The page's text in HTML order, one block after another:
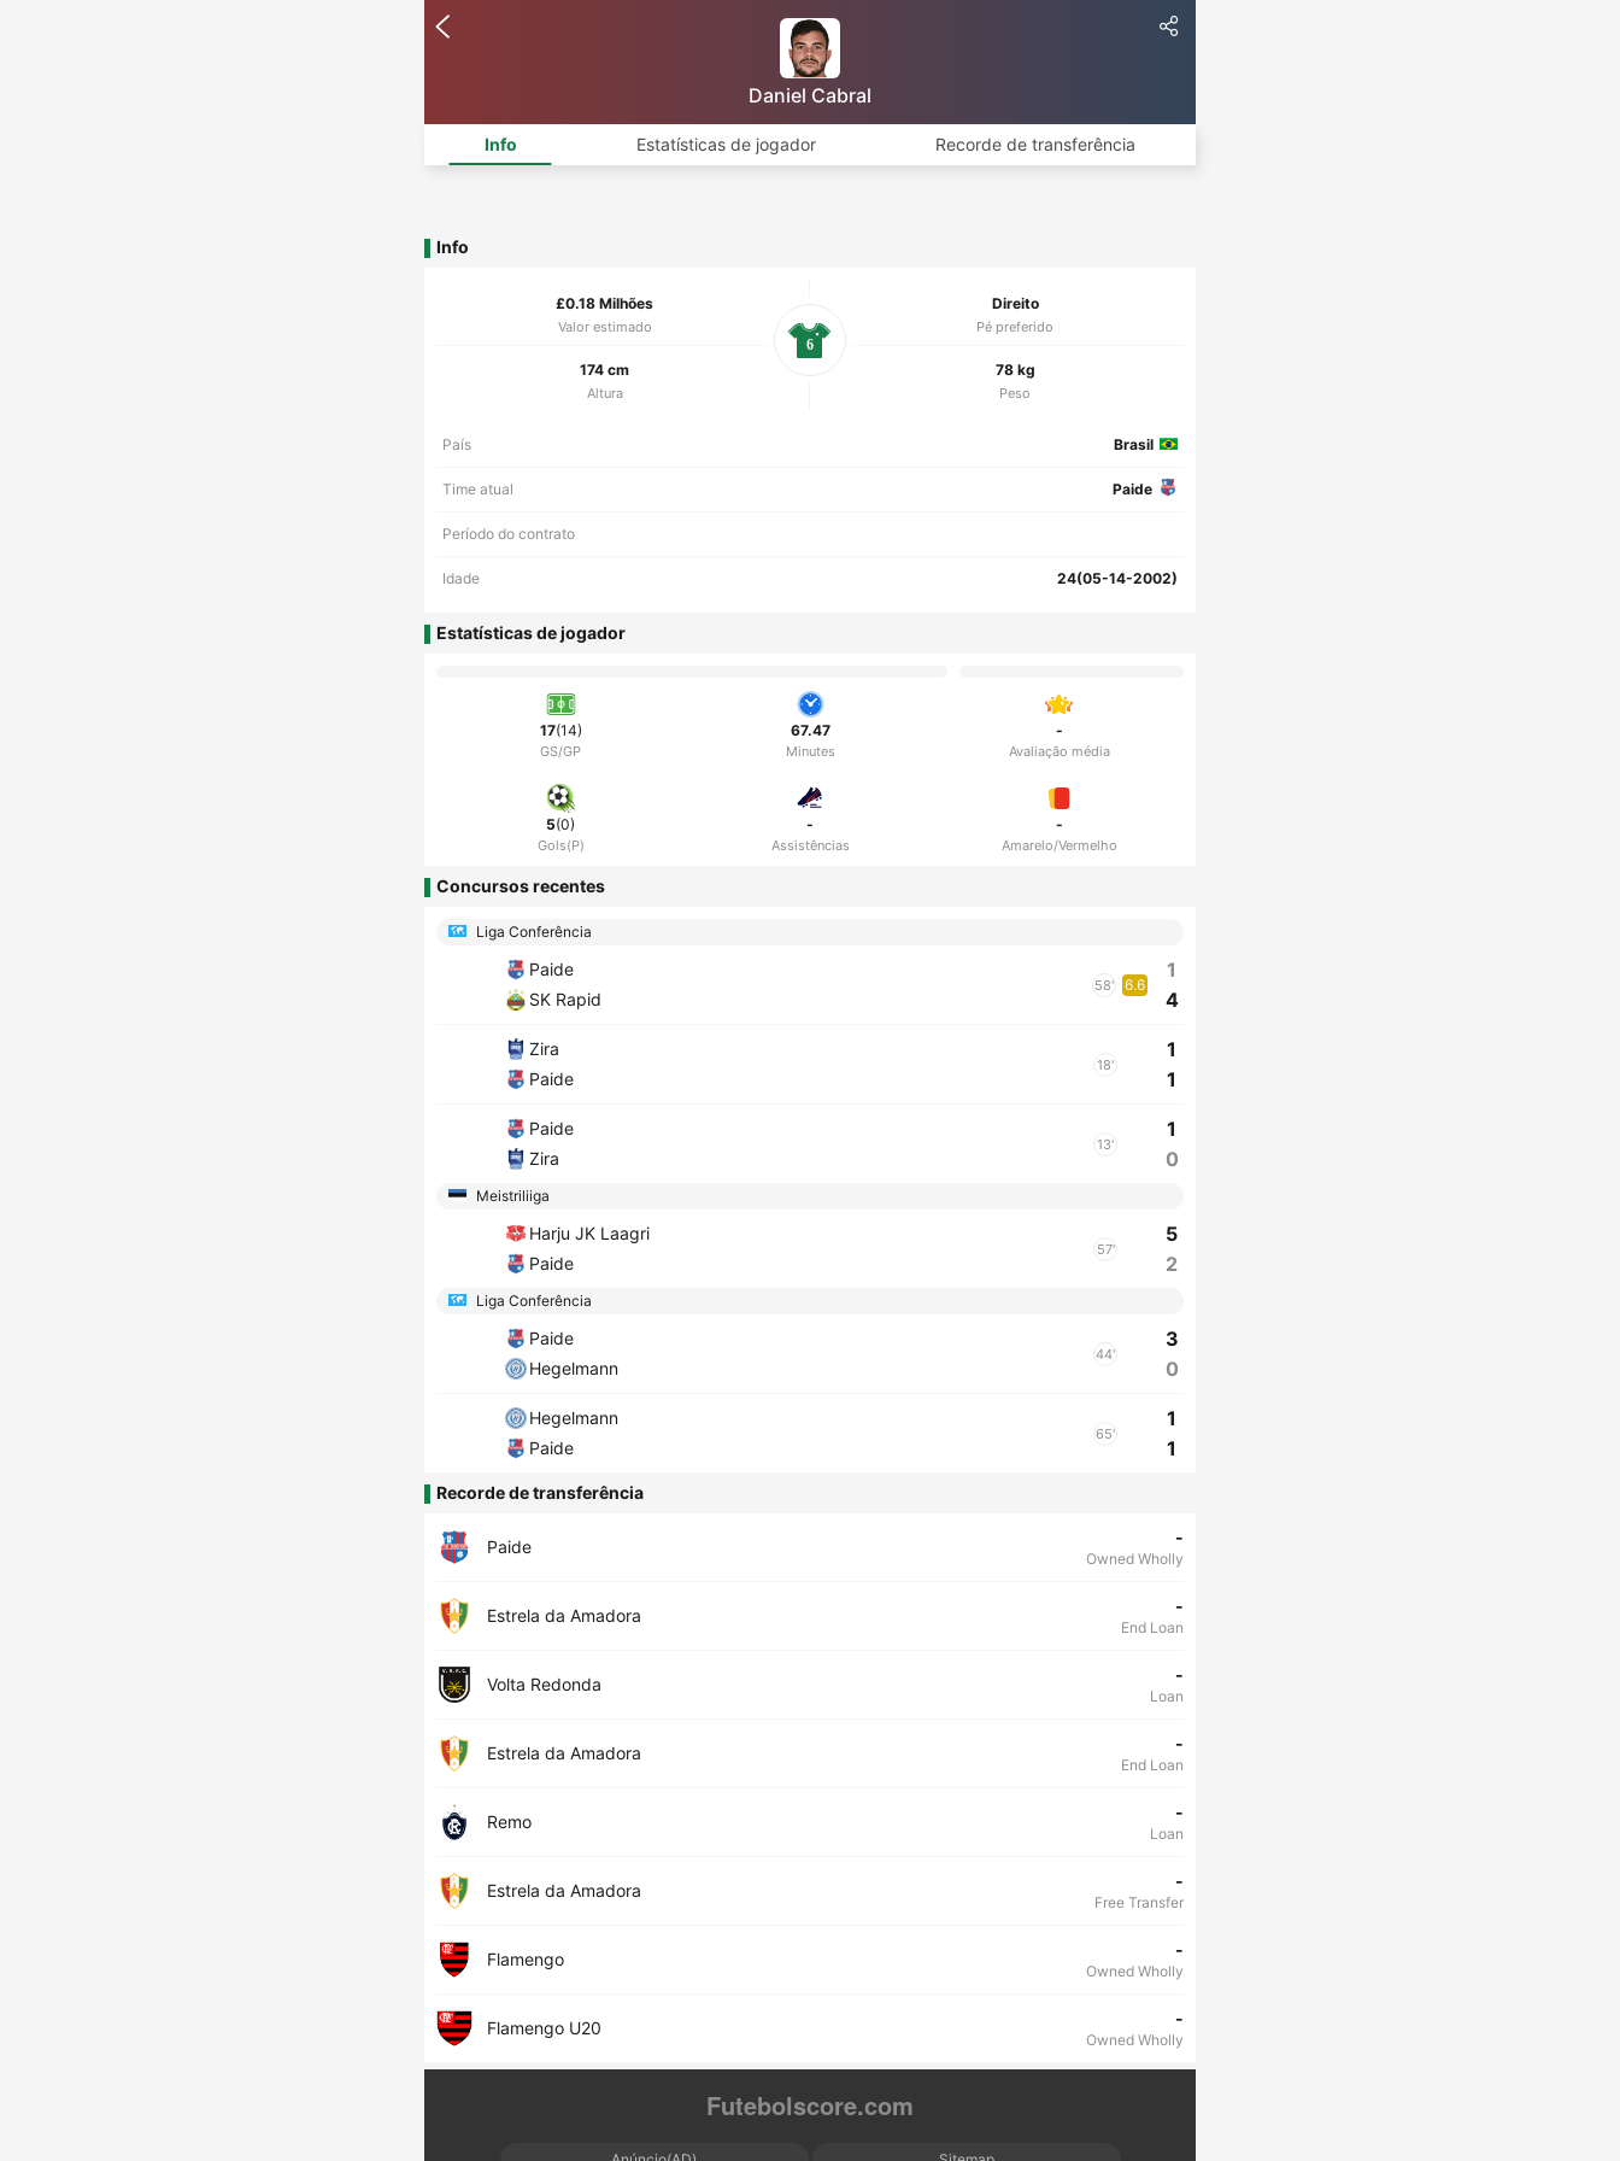
Daniel Cabral
Info Estatísticas de jogador Recorde de transferência
Info
£0.18 Milhões
Valor estimado
Direito
Pé preferido
174 cm
Altura
78 kg
Peso
6
País Brasil
Time atual Paide
Período do contrato
Idade 24(05-14-2002)
Estatísticas de jogador
17(14)
GS/GP
67.47
Minutes
-
Avaliação média
5(0)
Gols(P)
-
Assistências
-
Amarelo/Vermelho
Concursos recentes
Liga Conferência
Paide
SK Rapid
58' 6.6
1
4
Zira
Paide
18'
1
1
Paide
Zira
13'
1
0
Meistriliiga
Harju JK Laagri
Paide
57'
5
2
Liga Conferência
Paide
Hegelmann
44'
3
0
Hegelmann
Paide
65'
1
1
Recorde de transferência
Paide -
Owned Wholly
Estrela da Amadora -
End Loan
Volta Redonda -
Loan
Estrela da Amadora -
End Loan
Remo -
Loan
Estrela da Amadora -
Free Transfer
Flamengo -
Owned Wholly
Flamengo U20 -
Owned Wholly
Futebolscore.com